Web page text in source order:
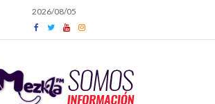
2026/08/05